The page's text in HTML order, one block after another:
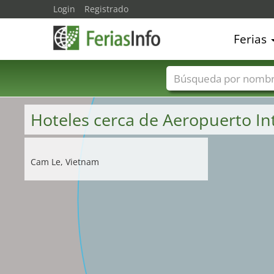
Hoteles cerca de Aeropuerto
Cam Le, Vietnam
Login Registrado
Ferias
Nombres de ferias